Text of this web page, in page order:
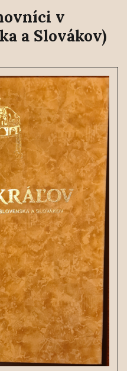
v
a Slovákov)